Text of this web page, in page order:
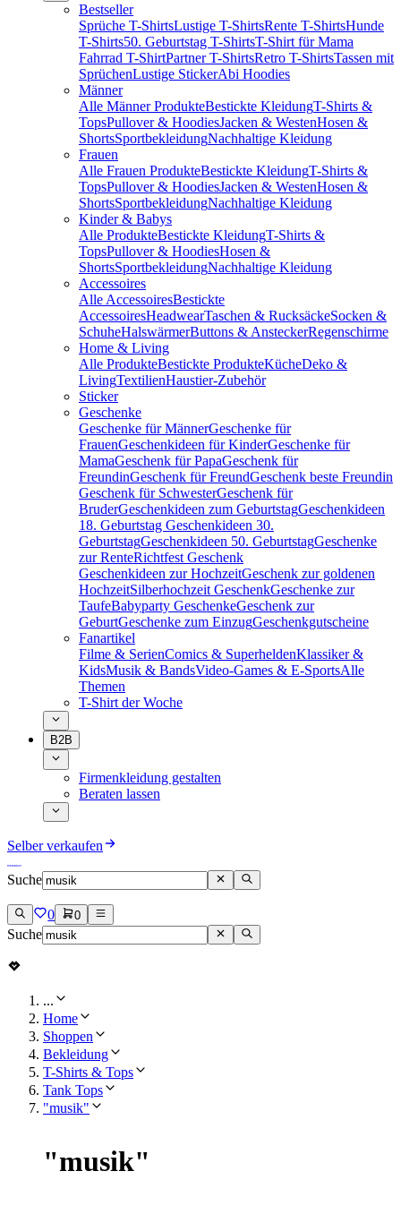
Bestseller
Sprüche T-ShirtsLustige T-ShirtsRente T-ShirtsHunde
T-Shirts50. Geburtstag T-ShirtsT-Shirt für Mama
Fahrrad T-ShirtPartner T-ShirtsRetro T-ShirtsTassen mit
SprüchenLustige StickerAbi Hoodies
Männer
Alle Männer ProdukteBestickte KleidungT-Shirts &
TopsPullover & HoodiesJacken & WestenHosen &
ShortsSportbekleidungNachhaltige Kleidung
Frauen
Alle Frauen ProdukteBestickte KleidungT-Shirts &
TopsPullover & HoodiesJacken & WestenHosen &
ShortsSportbekleidungNachhaltige Kleidung
Kinder & Babys
Alle ProdukteBestickte KleidungT-Shirts &
TopsPullover & HoodiesHosen &
ShortsSportbekleidungNachhaltige Kleidung
Accessoires
Alle AccessoiresBestickte
AccessoiresHeadwearTaschen & RucksäckeSocken &
SchuheHalswärmerButtons & AnsteckerRegenschirme
Home & Living
Alle ProdukteBestickte ProdukteKücheDeko &
LivingTextilienHaustier-Zubehör
Sticker
Geschenke
Geschenke für MännerGeschenke für
FrauenGeschenkideen für KinderGeschenke für
MamaGeschenk für PapaGeschenk für
FreundinGeschenk für FreundGeschenk beste Freundin
Geschenk für SchwesterGeschenk für
BruderGeschenkideen zum GeburtstagGeschenkideen
18. Geburtstag Geschenkideen 30.
GeburtstagGeschenkideen 50. GeburtstagGeschenke
zur RenteRichtfest Geschenk
Geschenkideen zur HochzeitGeschenk zur goldenen
HochzeitSilberhochzeit GeschenkGeschenke zur
TaufeBabyparty GeschenkeGeschenk zur
GeburtGeschenke zum EinzugGeschenkgutscheine
Fanartikel
Filme & SerienComics & SuperheldenKlassiker &
KidsMusik & BandsVideo-Games & E-SportsAlle
Themen
T-Shirt der Woche
B2B
Firmenkleidung gestalten
Beraten lassen
Selber verkaufen
Suche
0 0
Suche
...
Home
Shoppen
Bekleidung
T-Shirts & Tops
Tank Tops
"musik"
"musik"